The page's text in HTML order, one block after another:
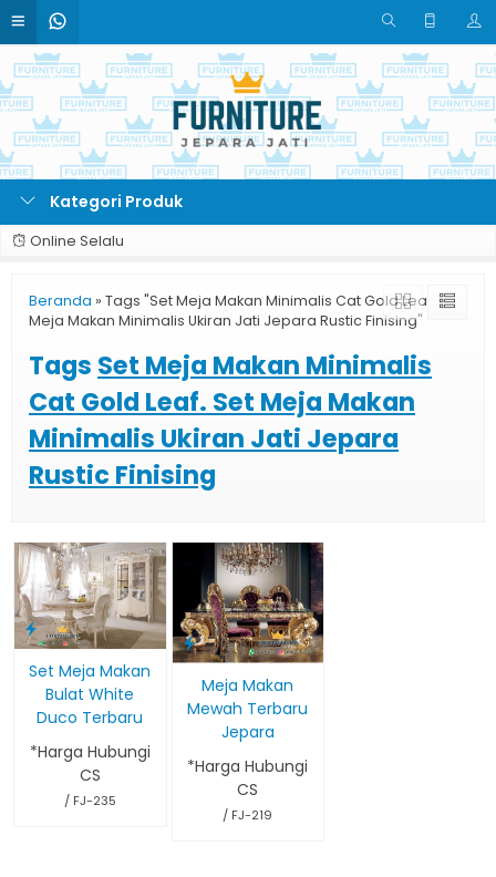
Kategori Produk
Online Selalu
Beranda » Tags "Set Meja Makan Minimalis Cat Gold Leaf. Set
Meja Makan Minimalis Ukiran Jati Jepara Rustic Finising"
Tags Set Meja Makan Minimalis
Cat Gold Leaf. Set Meja Makan
Minimalis Ukiran Jati Jepara
Rustic Finising
Set Meja Makan
Bulat White
Duco Terbaru
*Harga Hubungi
CS
/ FJ-235
Meja Makan
Mewah Terbaru
Jepara
*Harga Hubungi
CS
/ FJ-219